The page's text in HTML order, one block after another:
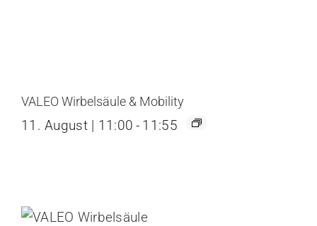
VALEO Wirbelsäule & Mobility
11. August | 11:00 - 11:55